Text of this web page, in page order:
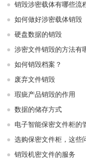
销毁涉密载体有哪些流
如何做好涉密载体销毁
硬盘数据的销毁
涉密文件销毁的方法有
如何销毁档案？
废弃文件销毁
瑕疵产品销毁的作用
数据的储存方式
电子智能保密文件柜的
选购保密文件柜，这些
销毁机密文件的服务